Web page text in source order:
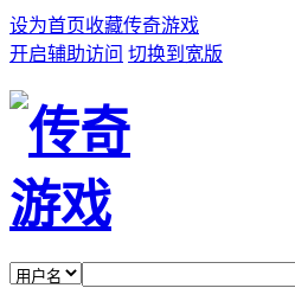
设为首页收藏传奇游戏
开启辅助访问 切换到宽版